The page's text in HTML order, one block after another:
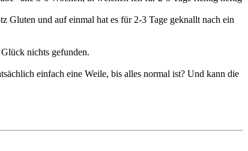
Gluten und auf einmal hat es für 2-3 Tage geknallt nach ein
nichts gefunden.
einfach eine Weile, bis alles normal ist? Und kann die